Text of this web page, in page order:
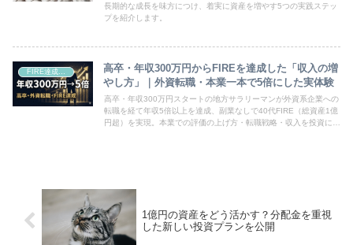
長期的な成長を味方につけ、着実に資産を増やす5つの実践ステッ
プを紹介します。
FIRE達成・資産形成
高卒・年収300万円からFIREを達成した「収入の増
やし方」｜外資転職・本業一本で5倍にした実体験
高卒・年収300万円スタートの地方サラリーマンが外資系企業への
転職を経て年収5倍以上を達成、副業なしで40代FIRE（総資産1億
円超）を実現。本業での評価の上げ方・転職戦略・収入を投資に回
1億円の資産をどう活かす？分配金を重視
した新しい投資プランを公開